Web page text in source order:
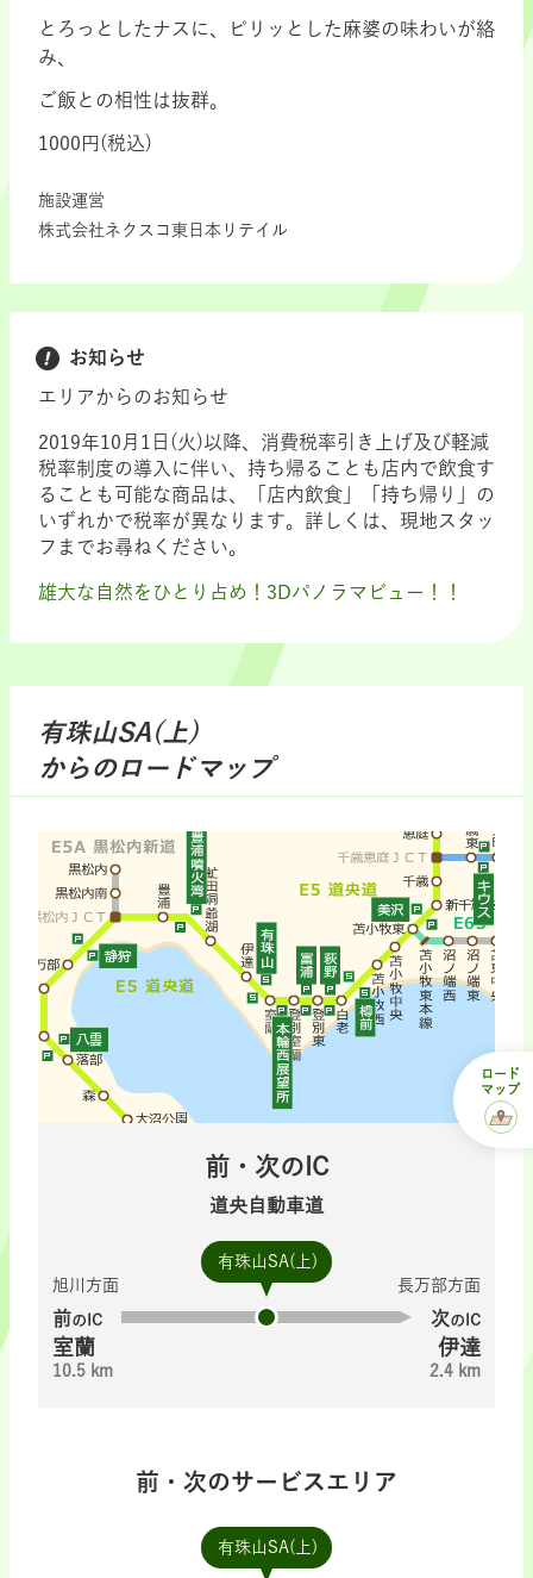
とろっとしたナスに、ピリッとした麻婆の味わいが絡
み、
ご飯との相性は抜群。
1000円(税込)
施設運営
株式会社ネクスコ東日本リテイル
お知らせ
エリアからのお知らせ
2019年10月1日(火)以降、消費税率引き上げ及び軽減
税率制度の導入に伴い、持ち帰ることも店内で飲食す
ることも可能な商品は、「店内飲食」「持ち帰り」の
いずれかで税率が異なります。詳しくは、現地スタッ
フまでお尋ねください。
雄大な自然をひとり占め！3Dパノラマビュー！！
有珠山SA(上)
からのロードマップ
前・次のIC
道央自動車道
有珠山SA(上)
旭川方面
前のIC
室蘭
10.5 km
長万部方面
次のIC
伊達
2.4 km
前・次のサービスエリア
有珠山SA(上)
ロード
マップ